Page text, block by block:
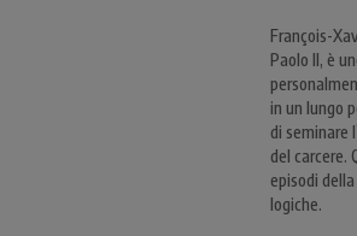
François-
Paolo II, è
in un lungo
di seminare
del carcere.
episodi
logiche.